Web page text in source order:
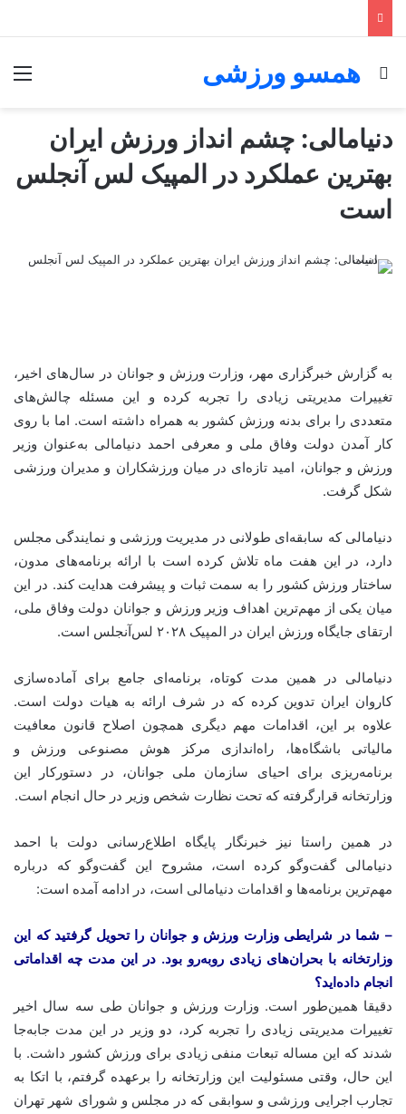
همسو ورزشی
جستجو برای
دنیامالی: چشم انداز ورزش ایران
بهترین عملکرد در المپیک لس آنجلس
است
به گزارش خبرگزاری مهر، وزارت ورزش و جوانان در سال‌های اخیر،
تغییرات مدیریتی زیادی را تجربه کرده و این مسئله چالش‌های
متعددی را برای بدنه ورزش کشور به همراه داشته است. اما با روی
کار آمدن دولت وفاق ملی و معرفی احمد دنیامالی به‌عنوان وزیر
ورزش و جوانان، امید تازه‌ای در میان ورزشکاران و مدیران ورزشی
شکل گرفت.
دنیامالی که سابقه‌ای طولانی در مدیریت ورزشی و نمایندگی مجلس
دارد، در این هفت ماه تلاش کرده است با ارائه برنامه‌های مدون،
ساختار ورزش کشور را به سمت ثبات و پیشرفت هدایت کند. در این
میان یکی از مهم‌ترین اهداف وزیر ورزش و جوانان دولت وفاق ملی،
ارتقای جایگاه ورزش ایران در المپیک ۲۰۲۸ لس‌آنجلس است.
دنیامالی در همین مدت کوتاه، برنامه‌ای جامع برای آماده‌سازی
کاروان ایران تدوین کرده که در شرف ارائه به هیات دولت است.
علاوه بر این، اقدامات مهم دیگری همچون اصلاح قانون معافیت
مالیاتی باشگاه‌ها، راه‌اندازی مرکز هوش مصنوعی ورزش و
برنامه‌ریزی برای احیای سازمان ملی جوانان، در دستورکار این
وزارتخانه قرارگرفته که تحت نظارت شخص وزیر در حال انجام است.
در همین راستا نیز خبرنگار پایگاه اطلاع‌رسانی دولت با احمد
دنیامالی گفت‌وگو کرده است، مشروح این گفت‌وگو که درباره
مهم‌ترین برنامه‌ها و اقدامات دنیامالی است، در ادامه آمده است:
– شما در شرایطی وزارت ورزش و جوانان را تحویل گرفتید که این
وزارتخانه با بحران‌های زیادی روبه‌رو بود. در این مدت چه اقداماتی
انجام داده‌اید؟
دقیقا همین‌طور است. وزارت ورزش و جوانان طی سه سال اخیر
تغییرات مدیریتی زیادی را تجربه کرد، دو وزیر در این مدت جابه‌جا
شدند که این مساله تبعات منفی زیادی برای ورزش کشور داشت. با
این حال، وقتی مسئولیت این وزارتخانه را برعهده گرفتم، با اتکا به
تجارب اجرایی ورزشی و سوابقی که در مجلس و شورای شهر تهران